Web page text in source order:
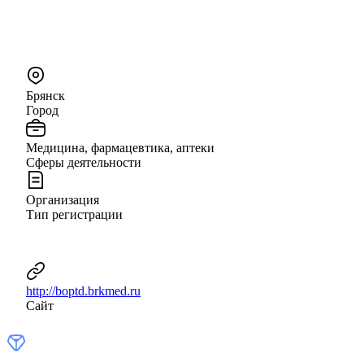
Брянск
Город
Медицина, фармацевтика, аптеки
Сферы деятельности
Организация
Тип регистрации
http://boptd.brkmed.ru
Сайт